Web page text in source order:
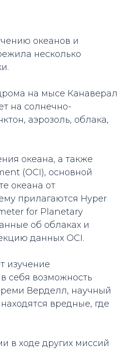
океанов и
несколько
на мысе Канаверал
на солнечно-
аэрозоль, облака,
океана, а также
(OCI), основной
океана от
прилагаются Hyper
for Planetary
об облаках и
данных OCI.
изучение
себя возможность
Верделл, научный
вредные, где
в ходе других миссий